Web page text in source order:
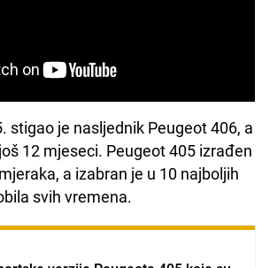
stigao je nasljednik Peugeot 406, a
12 mjeseci. Peugeot 405 izrađen
a izabran je u 10 najboljih
svih vremena.